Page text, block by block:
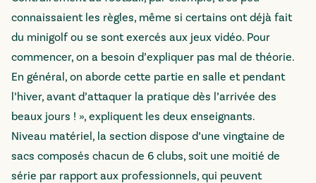
connaissaient les règles, même si certains ont déjà fait
du minigolf ou se sont exercés aux jeux vidéo. Pour
commencer, on a besoin d’expliquer pas mal de théorie.
En général, on aborde cette partie en salle et pendant
l’hiver, avant d’attaquer la pratique dès l’arrivée des
beaux jours ! », expliquent les deux enseignants.
Niveau matériel, la section dispose d’une vingtaine de
sacs composés chacun de 6 clubs, soit une moitié de
série par rapport aux professionnels, qui peuvent